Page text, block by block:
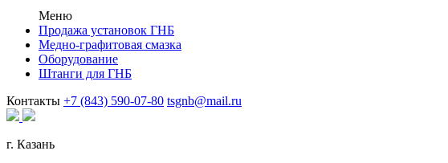
Меню
Продажа установок ГНБ
Медно-графитовая смазка
Оборудование
Штанги для ГНБ
Контакты +7 (843) 590-07-80 tsgnb@mail.ru
г. Казань